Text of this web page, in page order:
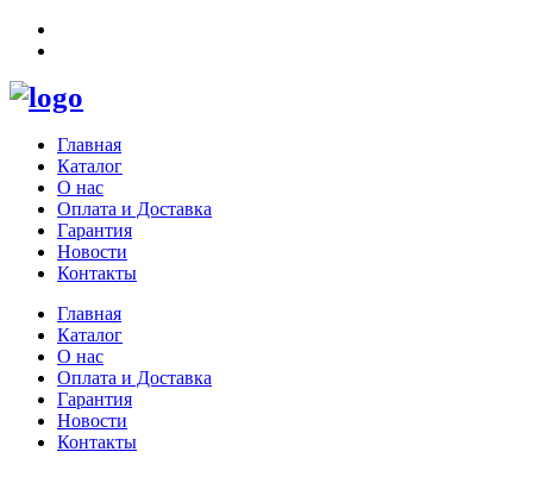
Главная
Каталог
О нас
Оплата и Доставка
Гарантия
Новости
Контакты
Главная
Каталог
О нас
Оплата и Доставка
Гарантия
Новости
Контакты